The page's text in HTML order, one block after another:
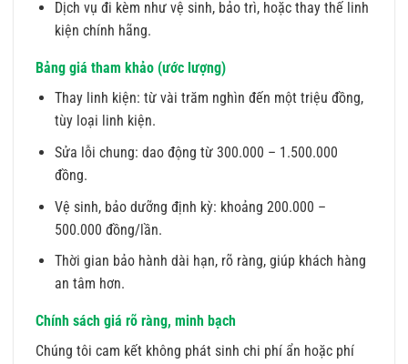
Dịch vụ đi kèm như vệ sinh, bảo trì, hoặc thay thế linh
kiện chính hãng.
Bảng giá tham khảo (ước lượng)
Thay linh kiện: từ vài trăm nghìn đến một triệu đồng,
tùy loại linh kiện.
Sửa lỗi chung: dao động từ 300.000 – 1.500.000
đồng.
Vệ sinh, bảo dưỡng định kỳ: khoảng 200.000 –
500.000 đồng/lần.
Thời gian bảo hành dài hạn, rõ ràng, giúp khách hàng
an tâm hơn.
Chính sách giá rõ ràng, minh bạch
Chúng tôi cam kết không phát sinh chi phí ẩn hoặc phí